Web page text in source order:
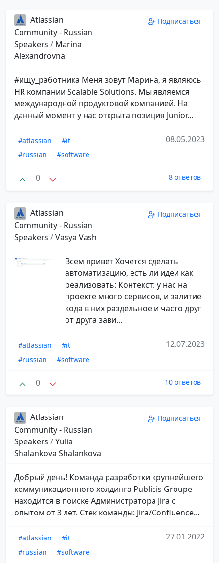
Atlassian
Community - Russian
Speakers / Marina
Alexandrovna
Подписаться
#ищу_работника Меня зовут Марина, я являюсь
HR компании Scalable Solutions. Мы являемся
международной продуктовой компанией. На
данный момент у нас открыта позиция Junior...
#atlassian
#it
#russian
#software
08.05.2023
0 8 ответов
Atlassian
Community - Russian
Speakers /Vasya Vash
Подписаться
Всем привет Хочется сделать
автоматизацию, есть ли идеи как
реализовать: Контекст: у нас на
проекте много сервисов, и залитие
кода в них раздельное и часто друг
от друга зави...
#atlassian
#it
#russian
#software
12.07.2023
0 10 ответов
Atlassian
Community - Russian
Speakers /Yulia
Shalankova Shalankova
Подписаться
Добрый день! Команда разработки крупнейшего
коммуникационного холдинга Publicis Groupe
находится в поиске Администратора Jira с
опытом от 3 лет. Стек команды: Jira/Confluence...
#atlassian
#it
#russian
#software
27.01.2022